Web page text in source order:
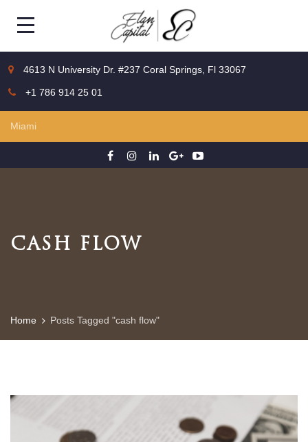
4613 N University Dr. #237 Coral Springs, Fl 33067
+1 786 914 25 01
CASH FLOW
Home Posts Tagged "cash flow"